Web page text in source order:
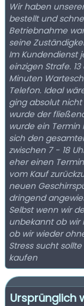
Wir haben
bestellt und
Betriebnahme
seine
Im Kundendienst
einzigen Strafe.
Minuten
Telefon. Ideal
ging absolut
wurde der
wurde ein
sich den
zwischen 7 - 18
eher einen
vom Kauf
neuen
dringend
Selbst wenn wir
unbekannt ob wir
ob wir wieder
Stress sucht
kaufen
Ursprünglich